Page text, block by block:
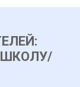
ШКОЛУ/